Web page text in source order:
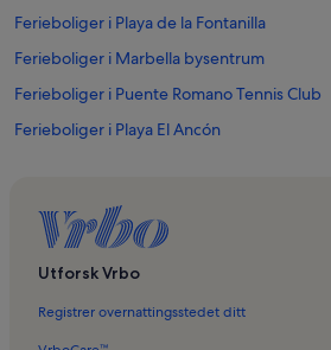
Ferieboliger i Playa de la Fontanilla
Ferieboliger i Marbella bysentrum
Ferieboliger i Puente Romano Tennis Club
Ferieboliger i Playa El Ancón
Ferieboliger i Elviria
Ferieboliger i Strandpromenaden i Marbella
Ferieboliger i Plaza de Toros i Marbella
Ferieboliger i Puerto Banús-stranden
Ferieboliger i Playa de La Bajadilla
Utforsk Vrbo
Registrer overnattingsstedet ditt